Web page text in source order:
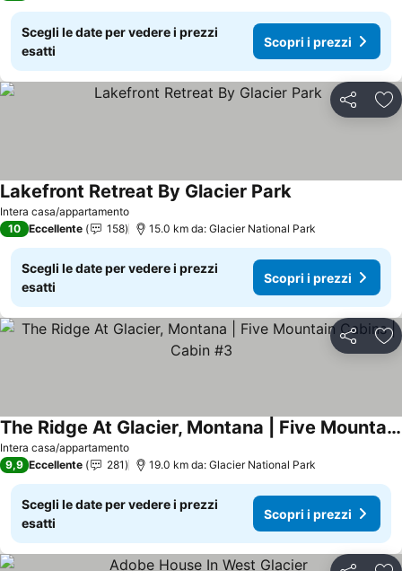
Scegli le date per vedere i prezzi
esatti
Scopri i prezzi
Condividi
Intera casa/appartamento
Lakefront Retreat By Glacier Park
10 Eccellente 158 15.0 km da: Glacier National Park
Scegli le date per vedere i prezzi
esatti
Scopri i prezzi
Condividi
Intera casa/appartamento
The Ridge At Glacier, Montana | Five Mountain Cabins | Cabin #3
9,9 Eccellente 281 19.0 km da: Glacier National Park
Scegli le date per vedere i prezzi
esatti
Scopri i prezzi